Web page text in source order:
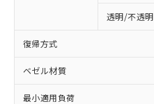
透明/不透明
復帰方式
ベゼル材質
最小適用負荷